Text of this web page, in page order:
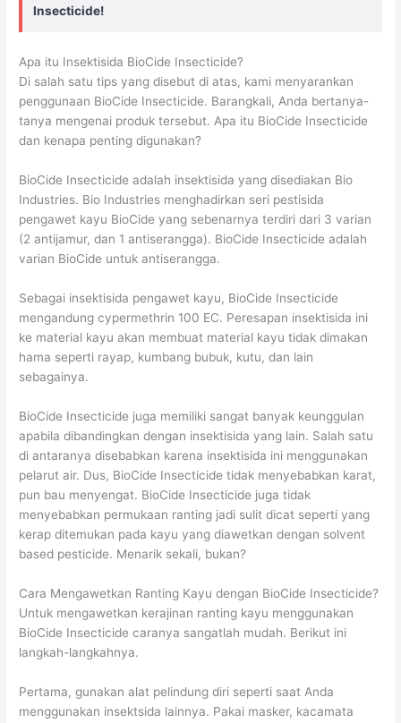
Insecticide!
Apa itu Insektisida BioCide Insecticide?
Di salah satu tips yang disebut di atas, kami menyarankan
penggunaan BioCide Insecticide. Barangkali, Anda bertanya-
tanya mengenai produk tersebut. Apa itu BioCide Insecticide
dan kenapa penting digunakan?
BioCide Insecticide adalah insektisida yang disediakan Bio
Industries. Bio Industries menghadirkan seri pestisida
pengawet kayu BioCide yang sebenarnya terdiri dari 3 varian
(2 antijamur, dan 1 antiserangga). BioCide Insecticide adalah
varian BioCide untuk antiserangga.
Sebagai insektisida pengawet kayu, BioCide Insecticide
mengandung cypermethrin 100 EC. Peresapan insektisida ini
ke material kayu akan membuat material kayu tidak dimakan
hama seperti rayap, kumbang bubuk, kutu, dan lain
sebagainya.
BioCide Insecticide juga memiliki sangat banyak keunggulan
apabila dibandingkan dengan insektisida yang lain. Salah satu
di antaranya disebabkan karena insektisida ini menggunakan
pelarut air. Dus, BioCide Insecticide tidak menyebabkan karat,
pun bau menyengat. BioCide Insecticide juga tidak
menyebabkan permukaan ranting jadi sulit dicat seperti yang
kerap ditemukan pada kayu yang diawetkan dengan solvent
based pesticide. Menarik sekali, bukan?
Cara Mengawetkan Ranting Kayu dengan BioCide Insecticide?
Untuk mengawetkan kerajinan ranting kayu menggunakan
BioCide Insecticide caranya sangatlah mudah. Berikut ini
langkah-langkahnya.
Pertama, gunakan alat pelindung diri seperti saat Anda
menggunakan insektsida lainnya. Pakai masker, kacamata